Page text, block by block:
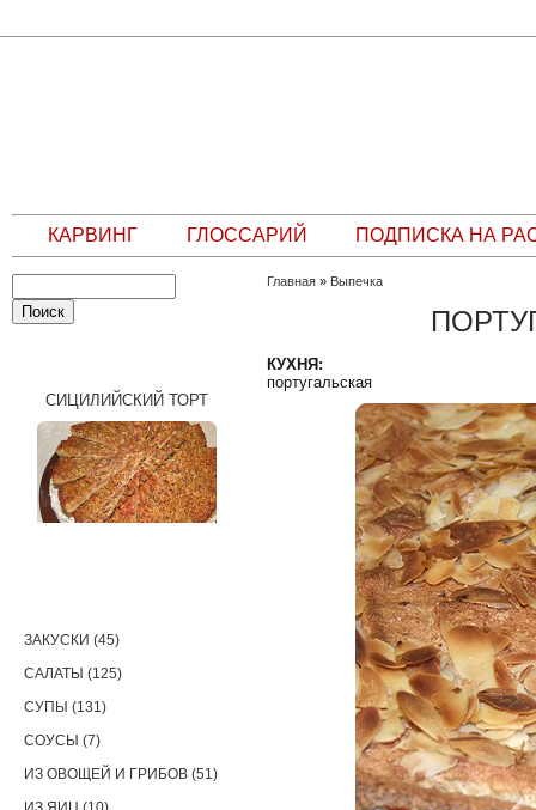
КАРВИНГ ГЛОССАРИЙ ПОДПИСКА НА
Главная » Выпечка
КУХНЯ:
португальская
СИЦИЛИЙСКИЙ ТОРТ
ЗАКУСКИ (45)
САЛАТЫ (125)
СУПЫ (131)
СОУСЫ (7)
ИЗ ОВОЩЕЙ И ГРИБОВ (51)